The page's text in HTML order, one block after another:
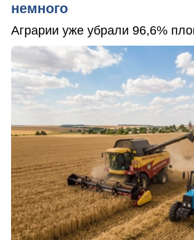
немного
Аграрии уже убрали 96,6%